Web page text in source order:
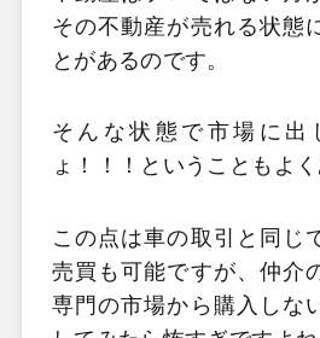
その不動産が売れる状態
とがあるのです。
そんな状態で市場に出
ょ！！！ということもよく
この点は車の取引と同じ
売買も可能ですが、仲介
専門の市場から購入しな